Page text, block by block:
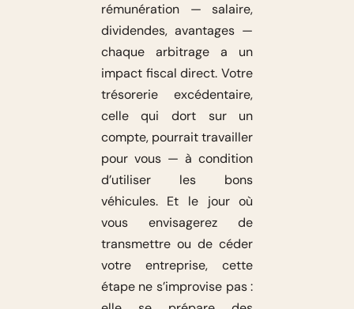
rémunération — salaire,
dividendes, avantages —
chaque arbitrage a un
impact fiscal direct. Votre
trésorerie excédentaire,
celle qui dort sur un
compte, pourrait travailler
pour vous — à condition
d’utiliser les bons
véhicules. Et le jour où
vous envisagerez de
transmettre ou de céder
votre entreprise, cette
étape ne s’improvise pas :